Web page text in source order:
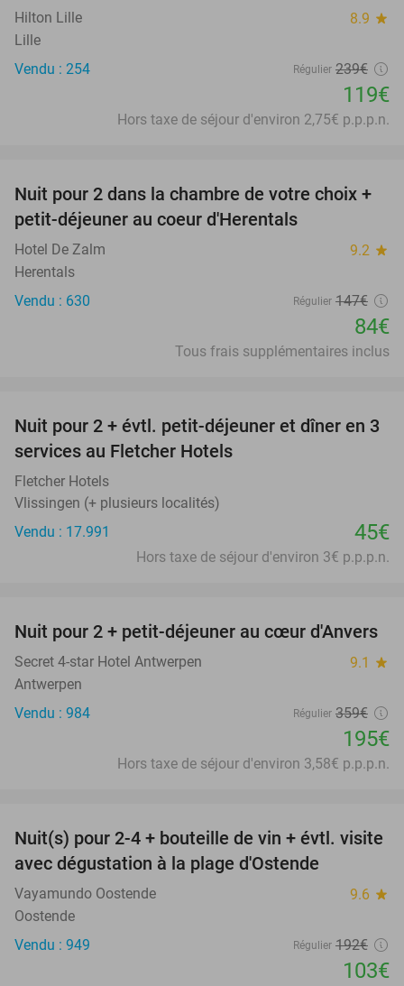
Hilton Lille 8.9 star
Lille
Vendu : 254
Régulier 239€
119€
Hors taxe de séjour d'environ 2,75€ p.p.p.n.
43%
Nuit pour 2 dans la chambre de votre choix +
petit-déjeuner au coeur d'Herentals
Hotel De Zalm 9.2 star
Herentals
Vendu : 630
Régulier 147€
84€
Tous frais supplémentaires inclus
Nuit pour 2 + évtl. petit-déjeuner et dîner en 3
services au Fletcher Hotels
Fletcher Hotels
Vlissingen (+ plusieurs localités)
Vendu : 17.991
45€
Hors taxe de séjour d'environ 3€ p.p.p.n.
46%
Nuit pour 2 + petit-déjeuner au cœur d'Anvers
Secret 4-star Hotel Antwerpen 9.1 star
Antwerpen
Vendu : 984
Régulier 359€
195€
Hors taxe de séjour d'environ 3,58€ p.p.p.n.
46%
Nuit(s) pour 2-4 + bouteille de vin + évtl. visite
avec dégustation à la plage d'Ostende
Vayamundo Oostende 9.6 star
Oostende
Vendu : 949
Régulier 192€
103€